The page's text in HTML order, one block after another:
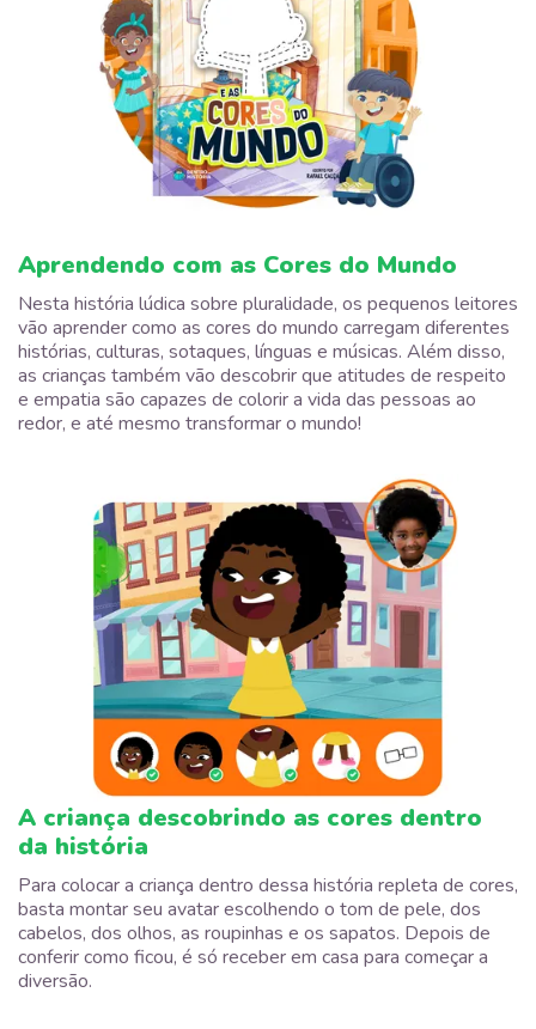
Aprendendo com as Cores do Mundo
Nesta história lúdica sobre pluralidade, os pequenos leitores
vão aprender como as cores do mundo carregam diferentes
histórias, culturas, sotaques, línguas e músicas. Além disso,
as crianças também vão descobrir que atitudes de respeito
e empatia são capazes de colorir a vida das pessoas ao
redor, e até mesmo transformar o mundo!
A criança descobrindo as cores dentro
da história
Para colocar a criança dentro dessa história repleta de cores,
basta montar seu avatar escolhendo o tom de pele, dos
cabelos, dos olhos, as roupinhas e os sapatos. Depois de
conferir como ficou, é só receber em casa para começar a
diversão.